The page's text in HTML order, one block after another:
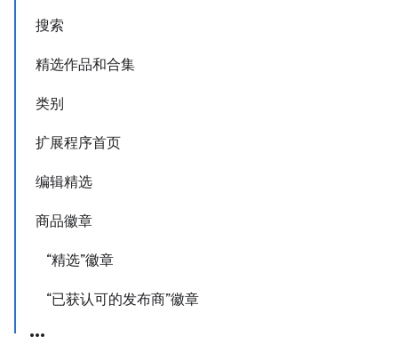
搜索
精选作品和合集
类别
扩展程序首页
编辑精选
商品徽章
“精选”徽章
“已获认可的发布商”徽章